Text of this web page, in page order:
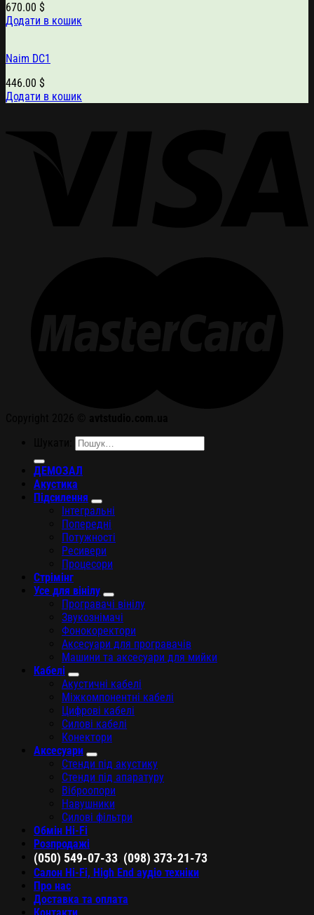
670.00 $
Додати в кошик
Naim DC1
446.00 $
Додати в кошик
ДЕМОЗАЛ
Акустика
Підсилення
Інтегральні
Попередні
Потужності
Ресивери
Процесори
Стрімінг
Усе для вінілу
Програвачі вінілу
Звукознімачі
Фонокоректори
Аксесуари для програвачів
Машини та аксесуари для мийки
Кабелі
Акустичні кабелі
Міжкомпонентні кабелі
Цифрові кабелі
Силові кабелі
Конектори
Аксесуари
Стенди під акустику
Стенди під апаратуру
Віброопори
Навушники
Силові фільтри
Обмін Hi-Fi
Розпродажі
(050) 549-07-33 (098) 373-21-73
Салон Hi-Fi, High End аудіо техніки
Про нас
Доставка та оплата
Контакти